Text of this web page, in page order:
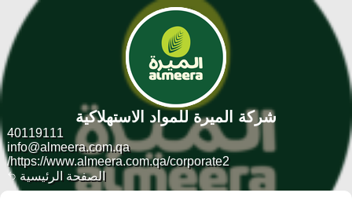
الصفحة الرئيسية
40119111
info@almeera.com.qa
https://www.almeera.com.qa/corporate2/
شركة الميرة للمواد الاستهلاكية